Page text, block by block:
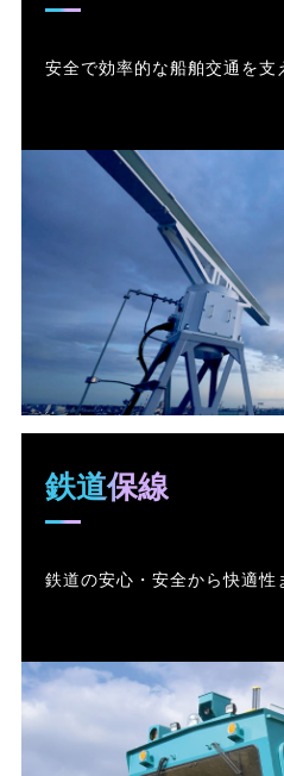
安全で効率的な船舶交通を支
鉄道保線
鉄道の安心・安全から快適性